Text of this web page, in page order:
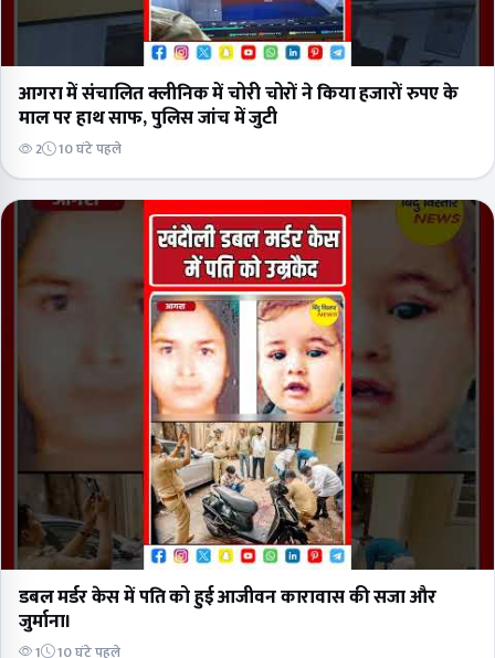
आगरा में संचालित क्लीनिक में चोरी चोरों ने किया हजारों रुपए के
माल पर हाथ साफ, पुलिस जांच में जुटी
2 10 घंटे पहले
डबल मर्डर केस में पति को हुई आजीवन कारावास की सजा और
जुर्माना।
1 10 घंटे पहले